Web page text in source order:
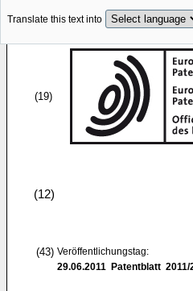
Translate this text into
(19)
(12)
(43) Veröffentlichungstag:
29.06.2011 Patentblatt 2011/